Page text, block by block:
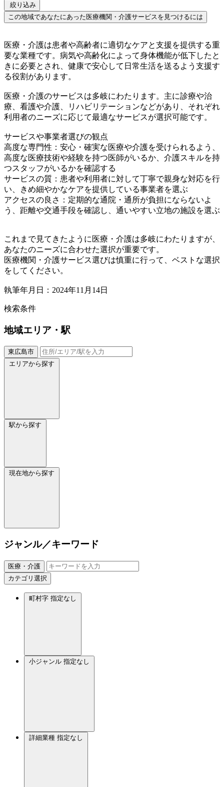
絞り込み
この地域であなたにあった医療機関・介護サービスを見つけるには
医療・介護は患者や高齢者に適切なケアと支援を提供する重
要な業種です。病気や高齢化によって身体機能が低下したと
きに必要とされ、健康で安心して日常生活を送るよう支援す
る役割があります。
医療・介護のサービスは多岐にわたります。主に診療や治
療、看護や介護、リハビリテーションなどがあり、それぞれ
利用者のニーズに応じて最適なサービスが選択可能です。
サービスや事業者選びの観点
高度な専門性：安心・確実な医療や介護を受けられるよう、
高度な医療技術や経験を持つ医師がいるか、介護スキルを持
つスタッフがいるかを確認する
サービスの質：患者や利用者に対して丁寧で親身な対応を行
い、きめ細やかなケアを提供している事業者を選ぶ
アクセスの良さ：定期的な通院・通所が負担にならないよ
う、距離や交通手段を確認し、通いやすい立地の施設を選ぶ
これまで見てきたように医療・介護は多岐にわたりますが、
あなたのニーズに合わせた選択が重要です。
医療機関・介護サービス選びは慎重に行って、ベストな選択
をしてください。
執筆年月日：2024年11月14日
検索条件
地域エリア・駅
東広島市
エリアから探す
駅から探す
現在地から探す
ジャンル／キーワード
医療・介護
カテゴリ選択
町村字 指定なし
小ジャンル 指定なし
詳細業種 指定なし